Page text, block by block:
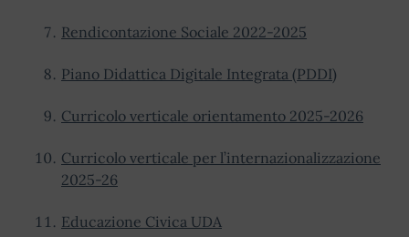
Rendicontazione Sociale 2022-2025
Piano Didattica Digitale Integrata (PDDI)
Curricolo verticale orientamento 2025-2026
Curricolo verticale per l’internazionalizzazione
2025-26
Educazione Civica UDA